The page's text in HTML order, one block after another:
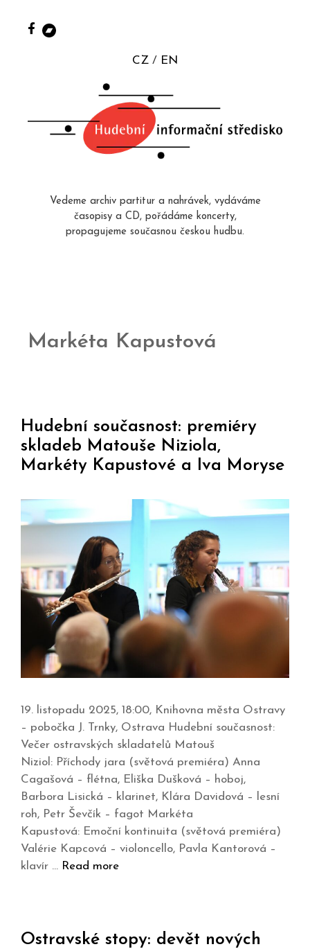
CZ EN
Vedeme archiv partitur a nahrávek, vydáváme
časopisy a CD, pořádáme koncerty,
propagujeme současnou českou hudbu.
Markéta Kapustová
Hudební současnost: premiéry
skladeb Matouše Niziola,
Markéty Kapustové a Iva Moryse
19. listopadu 2025, 18:00, Knihovna města Ostravy
– pobočka J. Trnky, Ostrava Hudební současnost:
Večer ostravských skladatelů Matouš
Niziol: Příchody jara (světová premiéra) Anna
Cagašová – flétna, Eliška Dušková – hoboj,
Barbora Lisická – klarinet, Klára Davidová – lesní
roh, Petr Ševčík – fagot Markéta
Kapustová: Emoční kontinuita (světová premiéra)
Valérie Kapcová – violoncello, Pavla Kantorová –
klavír … Read more
Ostravské stopy: devět nových